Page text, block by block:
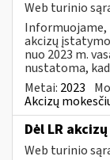
Web turinio
Informuojame,
akcizų
nuo 2023 m.
nustatoma,
Metai: 2023
Akcizų
Dėl LR
Web turinio